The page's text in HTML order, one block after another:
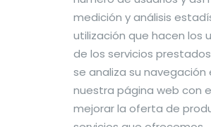
medición y análisis
utilización que hacen los
de los servicios
se analiza su navegación
nuestra página web con
mejorar la oferta de